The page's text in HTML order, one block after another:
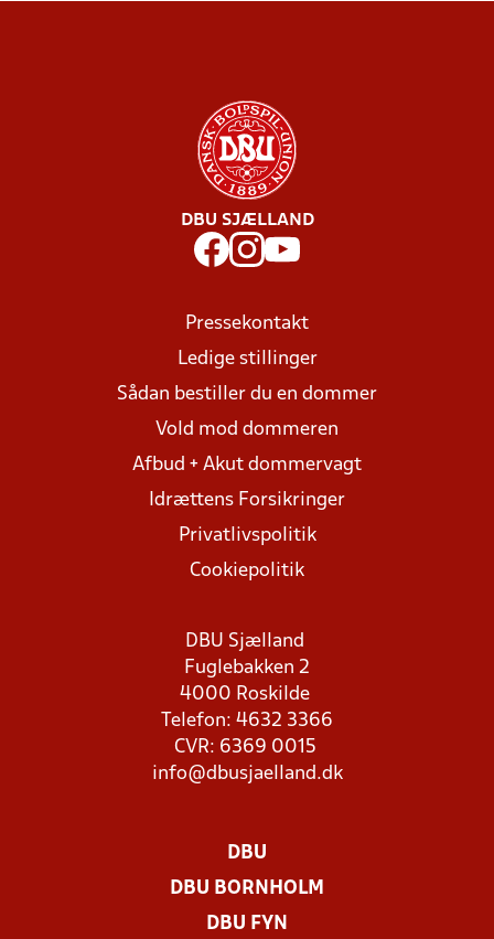
DBU SJÆLLAND
Pressekontakt
Ledige stillinger
Sådan bestiller du en dommer
Vold mod dommeren
Afbud + Akut dommervagt
Idrættens Forsikringer
Privatlivspolitik
Cookiepolitik
DBU Sjælland
Fuglebakken 2
4000 Roskilde
Telefon: 4632 3366
CVR: 6369 0015
info@dbusjaelland.dk
DBU
DBU BORNHOLM
DBU FYN